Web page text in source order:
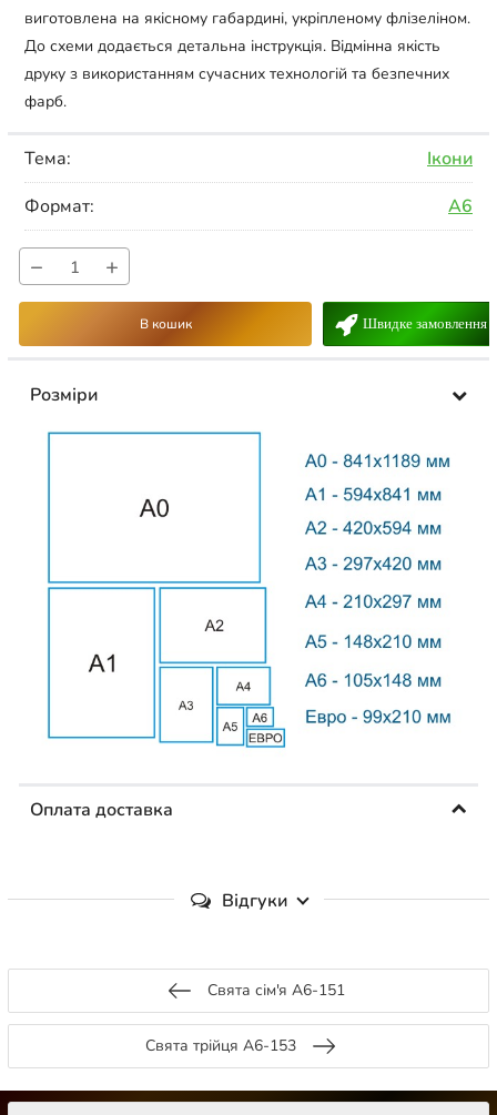
виготовлена на якісному габардині, укріпленому флізеліном.
До схеми додається детальна інструкція. Відмінна якість
друку з використанням сучасних технологій та безпечних
фарб.
Тема:
Ікони
Формат:
А6
− +
В кошик Швидке замовлення
Розміри
Оплата доставка
Відгуки
Свята сім'я А6-151
Свята трійця А6-153